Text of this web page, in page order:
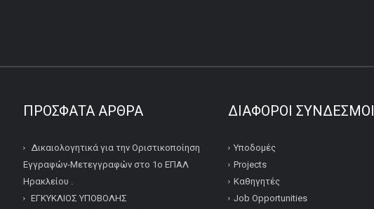
ΠΡΌΣΦΑΤΑ ΆΡΘΡΑ
Δικαιολογητικά για την Οριστικοποίηση
Εγγραφών-Μετεγγραφών στο 1ο ΕΠΑΛ
Ηρακλείου .
ΕΓΚΥΚΛΙΟΣ ΥΠΟΒΟΛΗΣ
ΔΙΆΦΟΡΟΙ ΣΎΝΔΕΣΜΟΙ
Υποδομές
Projects
Καθηγητές
Job Opportunities